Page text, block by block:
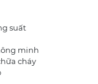
suất
minh
cháy